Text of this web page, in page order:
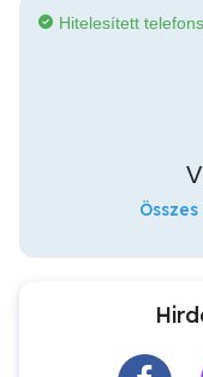
Hitelesített